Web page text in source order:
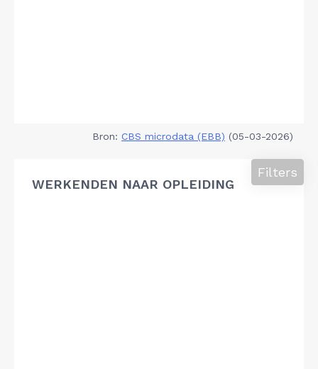
Bron: CBS microdata (EBB) (05-03-2026)
WERKENDEN NAAR OPLEIDING
Filters